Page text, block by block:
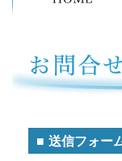
送信フォー